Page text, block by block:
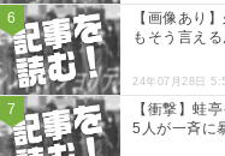
【画像あり
もそう言える
24年07月28日
【衝撃】蛙
5人が一斉に